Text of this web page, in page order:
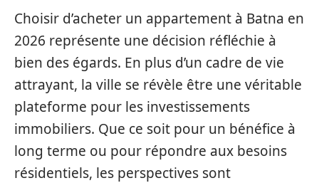
Choisir d’acheter un appartement à Batna en
2026 représente une décision réfléchie à
bien des égards. En plus d’un cadre de vie
attrayant, la ville se révèle être une véritable
plateforme pour les investissements
immobiliers. Que ce soit pour un bénéfice à
long terme ou pour répondre aux besoins
résidentiels, les perspectives sont